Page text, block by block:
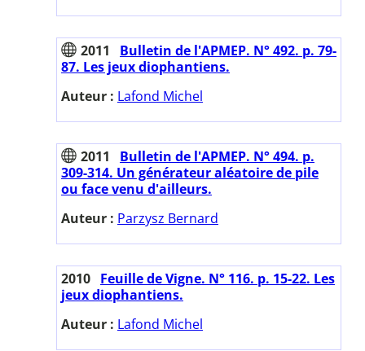
2011
Bulletin de l'APMEP. N° 492. p. 79-
87. Les jeux diophantiens.
Auteur : Lafond Michel
2011
Bulletin de l'APMEP. N° 494. p.
309-314. Un générateur aléatoire de pile
ou face venu d'ailleurs.
Auteur : Parzysz Bernard
2010 Feuille de Vigne. N° 116. p. 15-22. Les
jeux diophantiens.
Auteur : Lafond Michel